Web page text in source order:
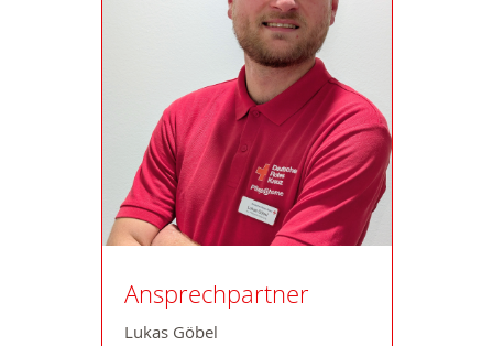
Ansprechpartner
Lukas Göbel